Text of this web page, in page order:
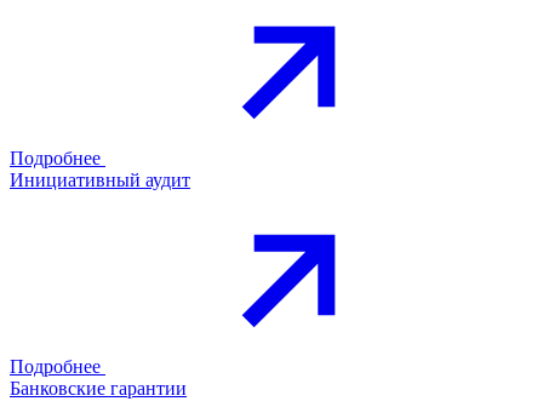
Подробнее
Инициативный аудит
Подробнее
Банковские гарантии